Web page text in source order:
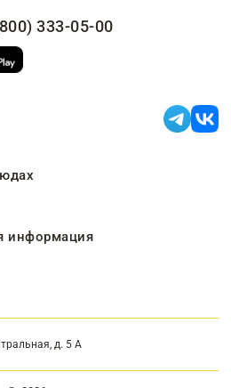
333-05-00
информация
д. 5 А